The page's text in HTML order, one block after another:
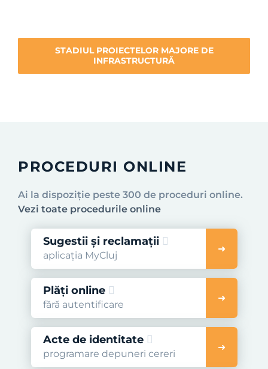
STADIUL PROIECTELOR MAJORE DE
INFRASTRUCTURĂ
PROCEDURI ONLINE
Ai la dispoziție peste 300 de proceduri online.
Vezi toate procedurile online
Sugestii și reclamații
aplicația MyCluj
Plăți online
fără autentificare
Acte de identitate
programare depuneri cereri